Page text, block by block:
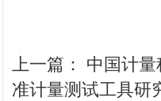
上一篇： 中国计
准计量测试工具研